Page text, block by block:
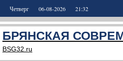
Четверг 06-08-2026 21:32
БРЯНСКАЯ
BSG32.ru